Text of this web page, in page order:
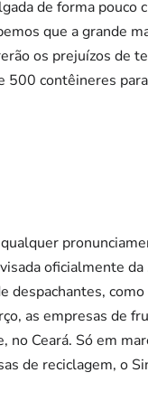
de forma
que a grande
os prejuízos de
500 contêineres
oficialmente
despachantes,
as empresas de
no Ceará. Só em
de reciclagem, o